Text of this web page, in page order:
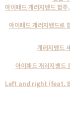
아이패드 개러지밴드 합
아이패드 개러지밴드로
개러지밴드
아이패드 개러지밴드
Left and right (feat.